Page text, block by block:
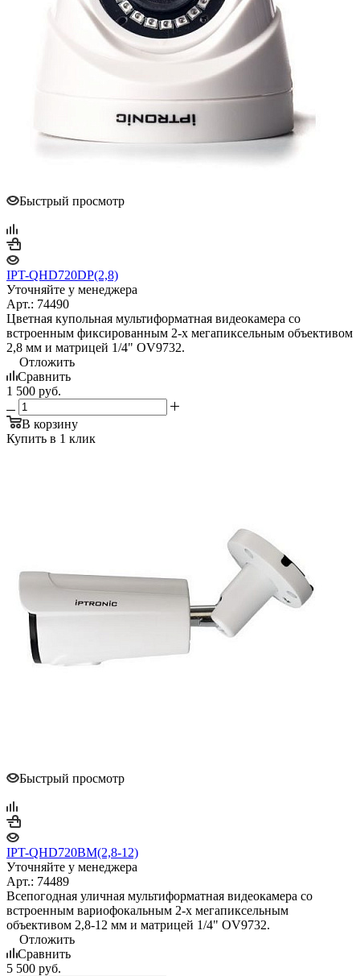
Быстрый просмотр
IPT-QHD720DP(2,8)
Уточняйте у менеджера
Арт.: 74490
Цветная купольная мультиформатная видеокамера со
встроенным фиксированным 2-х мегапиксельным объективом
2,8 мм и матрицей 1/4" OV9732.
Отложить
Сравнить
1 500 руб.
В корзину
Купить в 1 клик
Быстрый просмотр
IPT-QHD720BM(2,8-12)
Уточняйте у менеджера
Арт.: 74489
Всепогодная уличная мультиформатная видеокамера со
встроенным вариофокальным 2-х мегапиксельным
объективом 2,8-12 мм и матрицей 1/4" OV9732.
Отложить
Сравнить
5 500 руб.